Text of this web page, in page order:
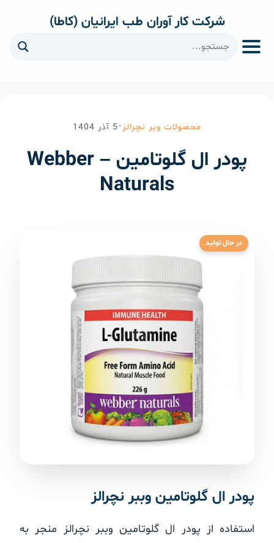
شرکت کار آوران طب ایرانیان (کاطا)
محصولات وبر نچرالز•
5 آذر 1404
پودر ال گلوتامین – Webber
Naturals
در حال تولید
پودر ال گلوتامین وببر نچرالز
استفاده از پودر ال گلوتامین وببر نچرالز منجر به